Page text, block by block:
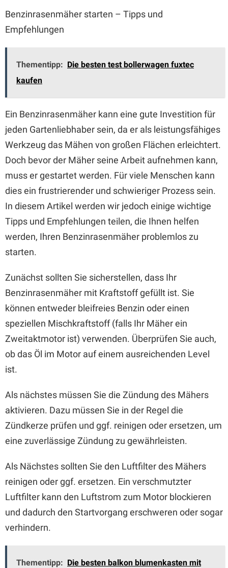
Benzinrasenmäher starten – Tipps und
Empfehlungen
Thementipp: Die besten test bollerwagen fuxtec
kaufen
Ein Benzinrasenmäher kann eine gute Investition für
jeden Gartenliebhaber sein, da er als leistungsfähiges
Werkzeug das Mähen von großen Flächen erleichtert.
Doch bevor der Mäher seine Arbeit aufnehmen kann,
muss er gestartet werden. Für viele Menschen kann
dies ein frustrierender und schwieriger Prozess sein.
In diesem Artikel werden wir jedoch einige wichtige
Tipps und Empfehlungen teilen, die Ihnen helfen
werden, Ihren Benzinrasenmäher problemlos zu
starten.
Zunächst sollten Sie sicherstellen, dass Ihr
Benzinrasenmäher mit Kraftstoff gefüllt ist. Sie
können entweder bleifreies Benzin oder einen
speziellen Mischkraftstoff (falls Ihr Mäher ein
Zweitaktmotor ist) verwenden. Überprüfen Sie auch,
ob das Öl im Motor auf einem ausreichenden Level
ist.
Als nächstes müssen Sie die Zündung des Mähers
aktivieren. Dazu müssen Sie in der Regel die
Zündkerze prüfen und ggf. reinigen oder ersetzen, um
eine zuverlässige Zündung zu gewährleisten.
Als Nächstes sollten Sie den Luftfilter des Mähers
reinigen oder ggf. ersetzen. Ein verschmutzter
Luftfilter kann den Luftstrom zum Motor blockieren
und dadurch den Startvorgang erschweren oder sogar
verhindern.
Thementipp: Die besten balkon blumenkasten mit